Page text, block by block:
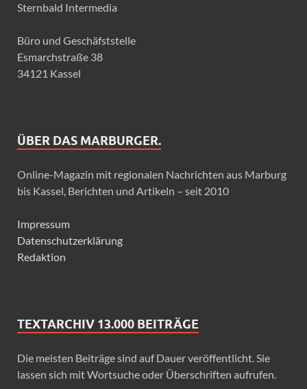
Sternbald Intermedia
Büro und Geschäfststelle
Esmarchstraße 38
34121 Kassel
ÜBER DAS MARBURGER.
Online-Magazin mit regionalen Nachrichten aus Marburg
bis Kassel, Berichten und Artikeln – seit 2010
Impressum
Datenschutzerklärung
Redaktion
TEXTARCHIV 13.000 BEITRÄGE
Die meisten Beiträge sind auf Dauer veröffentlicht. Sie
lassen sich mit Wortsuche oder Überschriften aufrufen.